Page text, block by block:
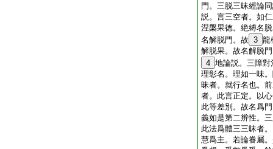
門。三脱三昧經論
説。言三空者。如
涅槃果徳。絶縛名
名解脱門。故 3 龍
解脱果。故名解脱
4 地論説。三障
理彰名。理如一味
昧者。就行名也。
者。此言正定。以
此等差別。故名爲
義如是第二辨性。
此法爲體三三昧者
慧爲主。若論眷屬